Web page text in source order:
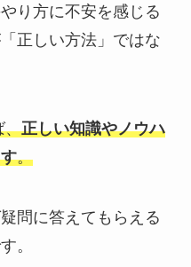
り方に不安を感じる
正しい方法」ではな
、正しい知識やノウハ
。
問に答えてもらえる
。